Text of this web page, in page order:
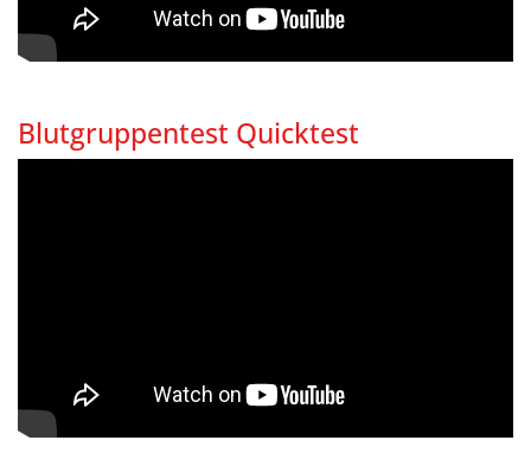
Blutgruppentest Quicktest